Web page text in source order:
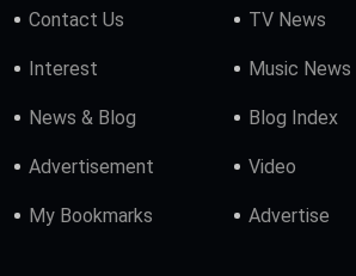
Contact Us TV News
Interest Music News
News & Blog Blog Index
Advertisement Video
My Bookmarks Advertise